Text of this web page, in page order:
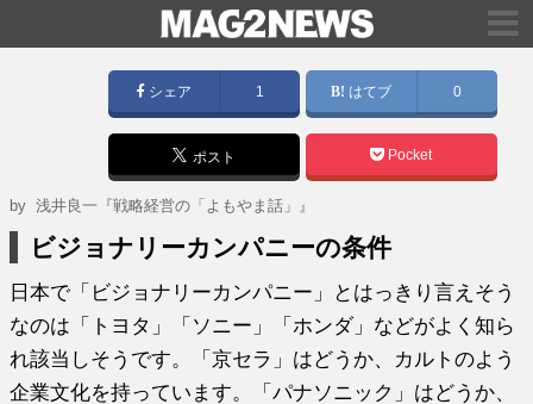
シェア 1 はてブ 0
ポスト Pocket
by浅井良一『戦略経営の「よもやま話」』
ビジョナリーカンパニーの条件
日本で「ビジョナリーカンパニー」とはっきり言えそう
なのは「トヨタ」「ソニー」「ホンダ」などがよく知ら
れ該当しそうです。「京セラ」はどうか、カルトのよう
企業文化を持っています。「パナソニック」はどうか、